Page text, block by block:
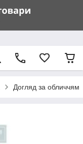
Догляд за обличчям